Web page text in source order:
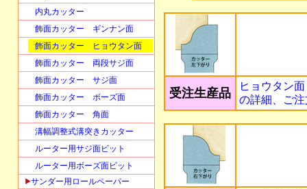
内丸カッター
飾面カッター ギンナン面
飾面カッター ヒョウタン面
飾面カッター 両段サジ面
飾面カッター サジ面
飾面カッター ボーズ面
飾面カッター 角面
溝幅調整式溝突きカッター
ルーター用サジ面ビット
ルーター用ボーズ面ビット
サンダー用ロールペーパー
受注生産品
ヒョウタン
の詳細、ご